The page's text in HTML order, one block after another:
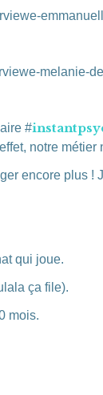
melanie-
#
notre
encore plus !
qui joue.
ça file).
mois.